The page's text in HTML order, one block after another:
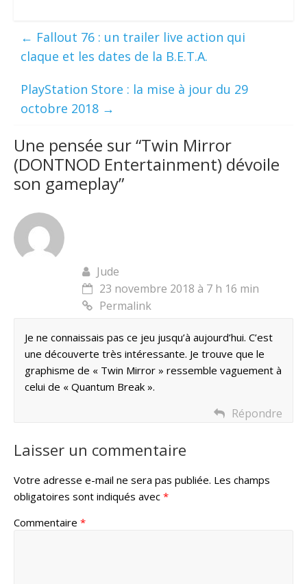
← Fallout 76 : un trailer live action qui
claque et les dates de la B.E.T.A.
PlayStation Store : la mise à jour du 29
octobre 2018 →
Une pensée sur “Twin Mirror
(DONTNOD Entertainment) dévoile
son gameplay”
Jude
23 novembre 2018 à 7 h 16 min
Permalink
Je ne connaissais pas ce jeu jusqu’à aujourd’hui. C’est
une découverte très intéressante. Je trouve que le
graphisme de « Twin Mirror » ressemble vaguement à
celui de « Quantum Break ».
Répondre
Laisser un commentaire
Votre adresse e-mail ne sera pas publiée. Les champs
obligatoires sont indiqués avec *
Commentaire *